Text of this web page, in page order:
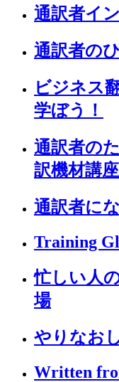
通訳者イ
通訳者の
ビジネス
学ぼう！
通訳者の
訳機材講座
通訳者に
Training
忙しい人
場
やりなお
Written